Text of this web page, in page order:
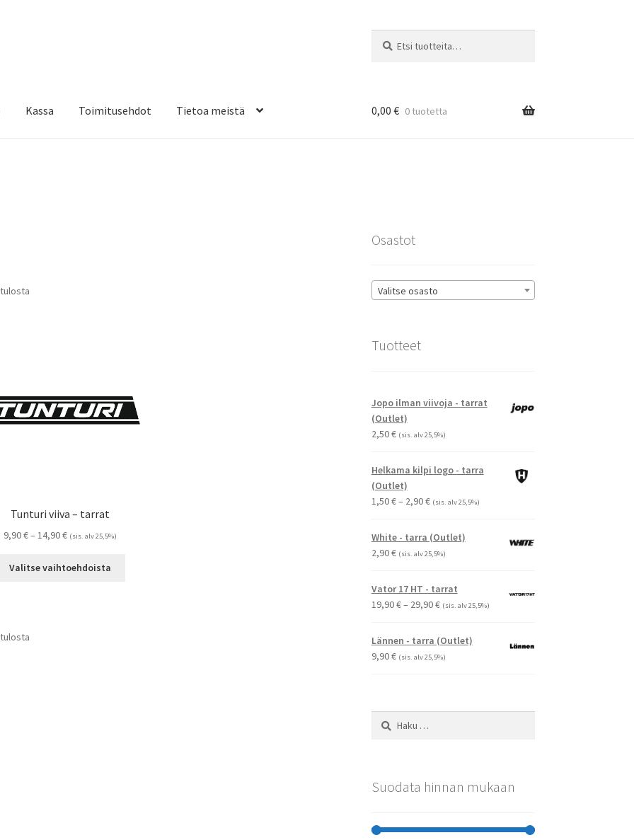
Kassa Toimitusehdot Tietoa meistä
& teippausten poisto
0,00 € 0 tuotetta
Tunturi viiva – tarrat
9,90€– 14,90€Hintaluokka:
-
(sis. alv 25,5%)
Valitse vaihtoehdoista
Osastot
Valitse osasto
Tuotteet
Jopo ilman viivoja - tarrat
(Outlet)
2,50€ (sis. alv 25,5%)
Helkama kilpi logo - tarra
(Outlet)
1,50€– 2,90€Hintaluokka:
-
(sis. alv 25,5%)
White - tarra (Outlet)
2,90€ (sis. alv 25,5%)
Vator 17 HT - tarrat
19,90€– 29,90€Hintaluokka:
-
(sis. alv 25,5%)
Lännen - tarra (Outlet)
9,90€ (sis. alv 25,5%)
Haku:
Suodata hinnan mukaan